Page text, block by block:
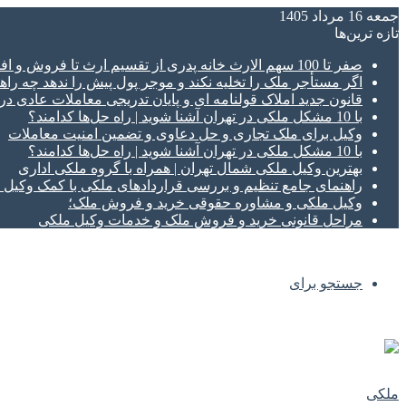
جمعه 16 مرداد 1405
تازه‌ ترین‌ها
صفر تا 100 سهم الارث خانه پدری از تقسیم ارث تا فروش و افراز ملک ورثه ای
اگر مستأجر ملک را تخلیه نکند و موجر پول پیش را ندهد چه
قانون جدید املاک قولنامه ای و پایان تدریجی معاملات عادی
با 10 مشکل ملکی در تهران آشنا شوید | راه حل‌ها کدامند؟
وکیل برای ملک تجاری و حل دعاوی و تضمین امنیت معاملات
با 10 مشکل ملکی در تهران آشنا شوید | راه حل‌ها کدامند؟
بهترین وکیل ملکی شمال تهران | همراه با گروه ملکی اداری
راهنمای جامع تنظیم و بررسی قراردادهای ملکی با کمک
وکیل ملکی و مشاوره حقوقی خرید و فروش ملک؛
مراحل قانونی خرید و فروش ملک و خدمات وکیل ملکی
جستجو برای